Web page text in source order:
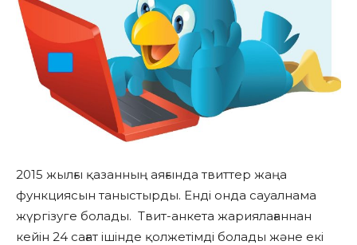
2015 жылғы қазанның аяғында твиттер жаңа
функциясын таныстырды. Енді онда сауалнама
жүргізуге болады. Твит-анкета жариялағаннан
кейін 24 сағат ішінде қолжетімді болады және екі